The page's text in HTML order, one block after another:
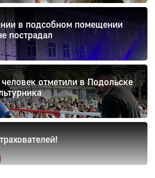
в подсобном помещении
пострадал
отметили в Подольске